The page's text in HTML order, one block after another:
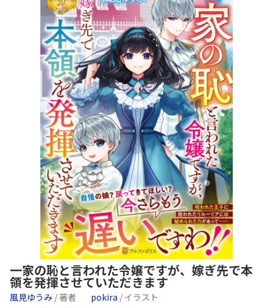
一家の恥と言われた令嬢ですが、嫁ぎ先で本
領を発揮させていただきます
風見ゆうみ / 著者 pokira / イラスト